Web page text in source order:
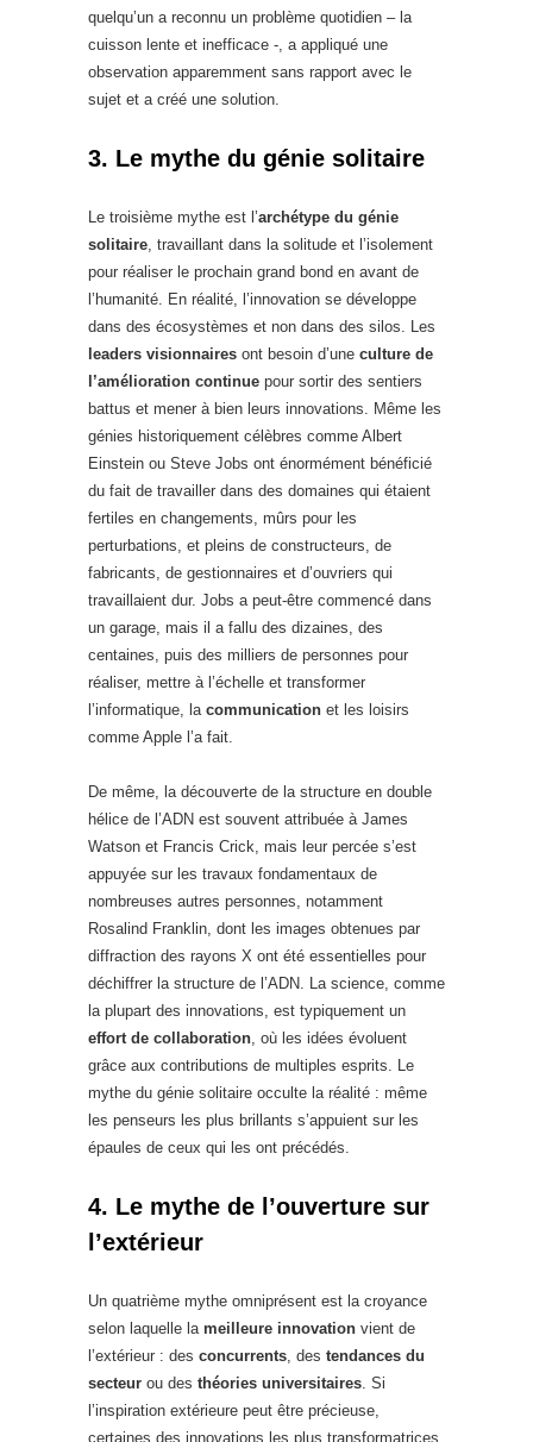
quelqu’un a reconnu un problème quotidien – la
cuisson lente et inefficace -, a appliqué une
observation apparemment sans rapport avec le
sujet et a créé une solution.
3. Le mythe du génie solitaire
Le troisième mythe est l’archétype du génie
solitaire, travaillant dans la solitude et l’isolement
pour réaliser le prochain grand bond en avant de
l’humanité. En réalité, l’innovation se développe
dans des écosystèmes et non dans des silos. Les
leaders visionnaires ont besoin d’une culture de
l’amélioration continue pour sortir des sentiers
battus et mener à bien leurs innovations. Même les
génies historiquement célèbres comme Albert
Einstein ou Steve Jobs ont énormément bénéficié
du fait de travailler dans des domaines qui étaient
fertiles en changements, mûrs pour les
perturbations, et pleins de constructeurs, de
fabricants, de gestionnaires et d’ouvriers qui
travaillaient dur. Jobs a peut-être commencé dans
un garage, mais il a fallu des dizaines, des
centaines, puis des milliers de personnes pour
réaliser, mettre à l’échelle et transformer
l’informatique, la communication et les loisirs
comme Apple l’a fait.
De même, la découverte de la structure en double
hélice de l’ADN est souvent attribuée à James
Watson et Francis Crick, mais leur percée s’est
appuyée sur les travaux fondamentaux de
nombreuses autres personnes, notamment
Rosalind Franklin, dont les images obtenues par
diffraction des rayons X ont été essentielles pour
déchiffrer la structure de l’ADN. La science, comme
la plupart des innovations, est typiquement un
effort de collaboration, où les idées évoluent
grâce aux contributions de multiples esprits. Le
mythe du génie solitaire occulte la réalité : même
les penseurs les plus brillants s’appuient sur les
épaules de ceux qui les ont précédés.
4. Le mythe de l’ouverture sur
l’extérieur
Un quatrième mythe omniprésent est la croyance
selon laquelle la meilleure innovation vient de
l’extérieur : des concurrents, des tendances du
secteur ou des théories universitaires. Si
l’inspiration extérieure peut être précieuse,
certaines des innovations les plus transformatrices